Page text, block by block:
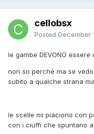
cellobsx
Posted December
le gambe DEVONO essere
non so perchè ma se
subito a qualche strana
le scelle mi piaciono con
con i ciuffi che spuntano